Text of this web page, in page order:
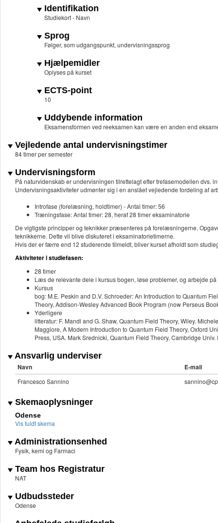
Identifikation
Studiekort - Navn
Sprog
Følger, som udgangspunkt, undervisningssprog
Hjælpemidler
Oplyses på kurset
ECTS-point
10
Uddybende information
Eksamensformen ved reeksamen kan være en anden end
Vejledende antal undervisningstimer
84 timer per semester
Undervisningsform
På naturvidenskab er undervisningen tilrettelagt efter trefasemodellen dvs.
Undervisningsaktiviteter udmønter sig i en anslået vejledende fordeling af
Introfase (forelæsning, holdtimer) - Antal timer: 56
Træningsfase: Antal timer: 28, heraf 28 timer eksaminatorie
De vigtigste principper og teknikker præsenteres på forelæsningerne.
teknikkerne. Dette vil blive diskuteret i eksaminatorietimerne.
Hvis der er færre end 12 studerende tilmeldt, bliver kurset afholdt som
Aktiviteter i studiefasen:
28 timer
Læs de relevante dele i kursus bogen, løse problemer, og arbejde
Kursus
bog: M.E. Peskin and D.V. Schroeder: An Introduction to Quantum
Theory, Addison-Wesley Advanced Book Program (now Perseus
Yderligere
litteratur: F. Mandl and G. Shaw, Quantum Field Theory, Wiley. Michele
Maggiore, A Modern Introduction to Quantum Field Theory, Oxford
Press, USA. Mark Srednicki, Quantum Field Theory, Cambridge Univ.
Ansvarlig underviser
Navn E-mail
Francesco Sannino
Skemaoplysninger
Odense
Vis fuldt skema
Administrationsenhed
Fysik, kemi og Farmaci
Team hos Registratur
NAT
Udbudssteder
Odense